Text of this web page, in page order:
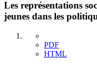
Les représentations
jeunes dans les
PDF
HTML